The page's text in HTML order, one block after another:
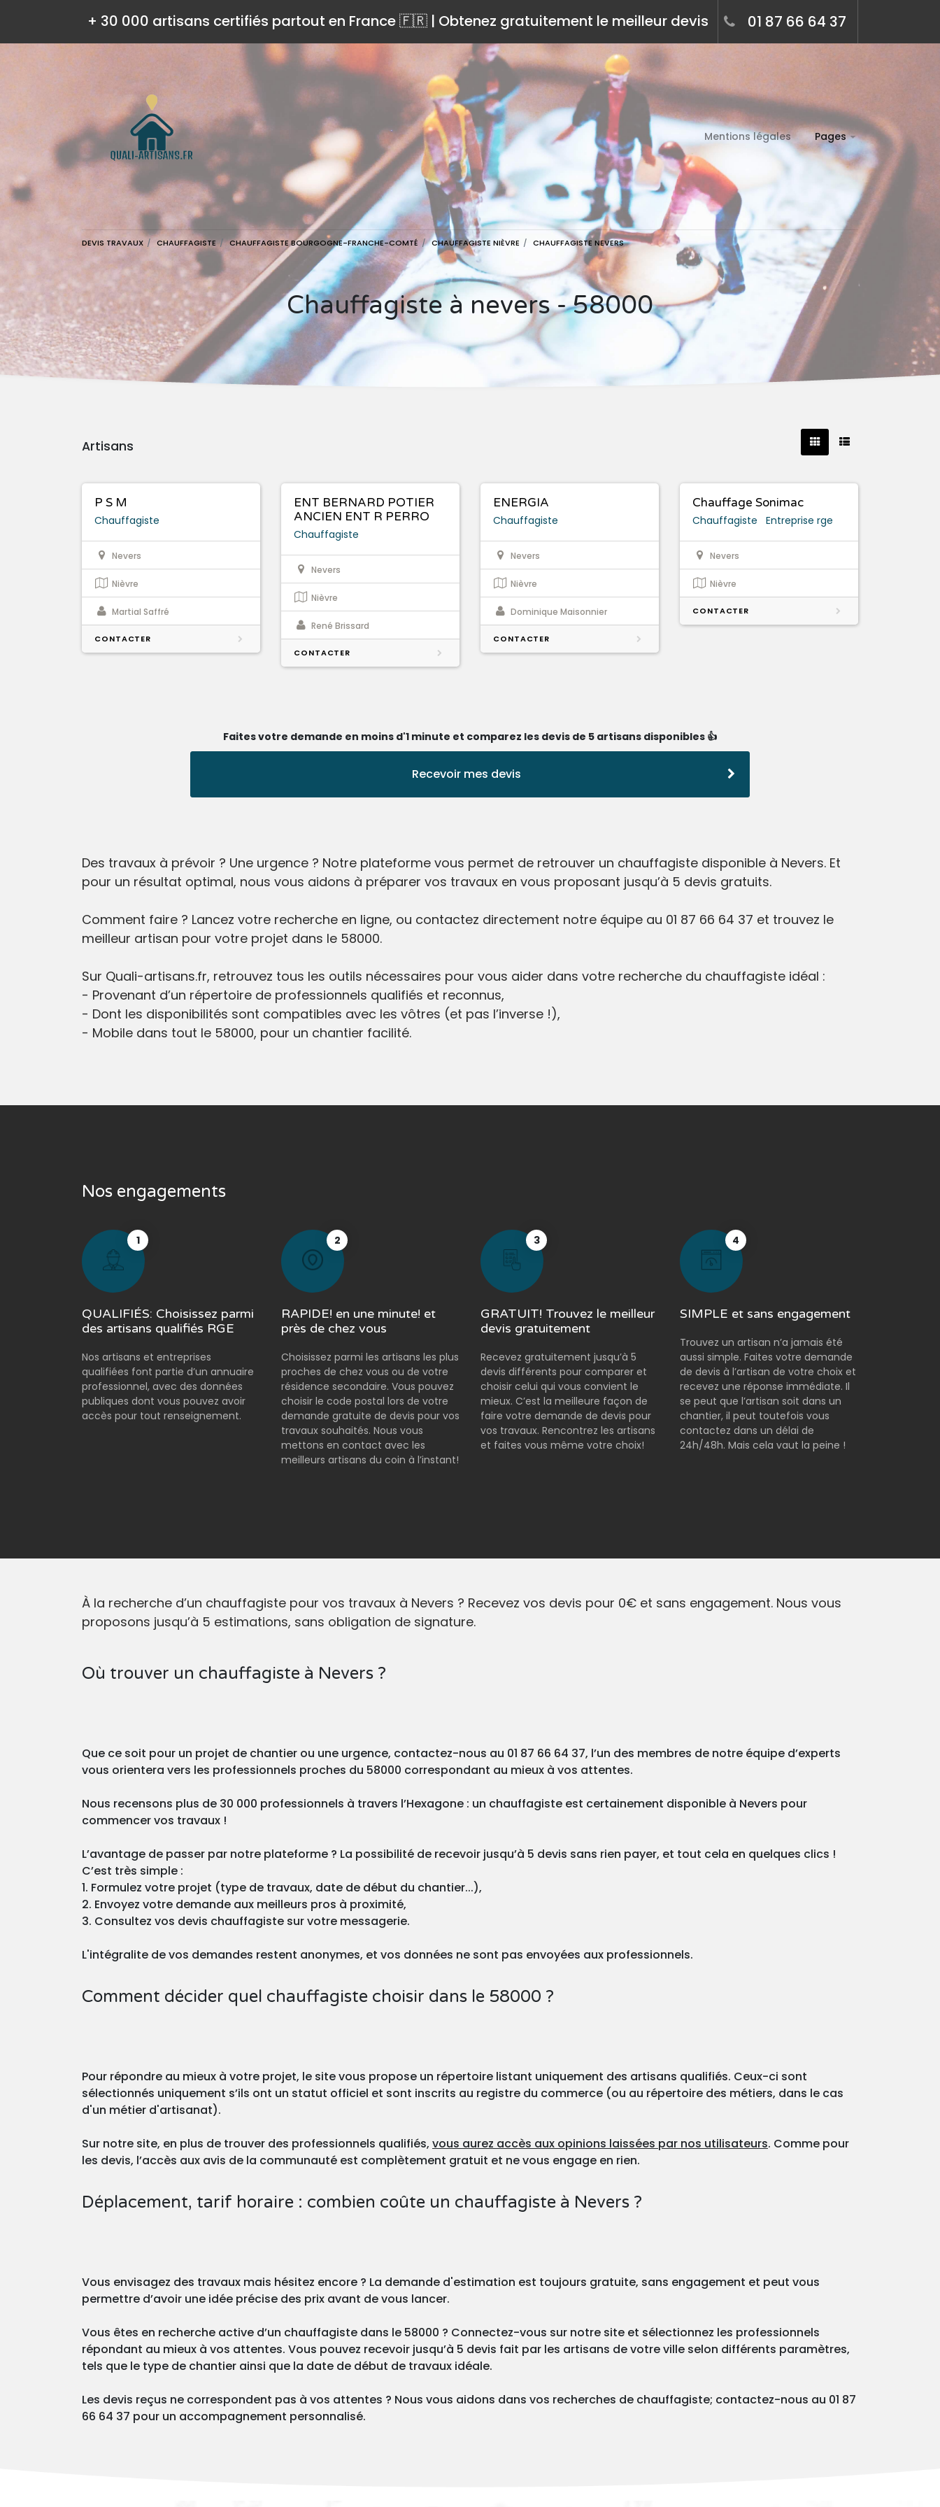
+ 30 000 artisans certifiés partout en France 🇫🇷 | Obtenez gratuitement le meilleur devis 01 87 66 64 37
Mentions légales Pages
DEVIS TRAVAUX CHAUFFAGISTE CHAUFFAGISTE BOURGOGNE-FRANCHE-COMTÉ CHAUFFAGISTE NIÈVRE CHAUFFAGISTE NEVERS
Chauffagiste à nevers - 58000
Artisans
P S M
Chauffagiste
Nevers
Nièvre
Martial Saffré
CONTACTER
ENT BERNARD POTIER
ANCIEN ENT R PERRO
Chauffagiste
Nevers
Nièvre
René Brissard
CONTACTER
ENERGIA
Chauffagiste
Nevers
Nièvre
Dominique Maisonnier
CONTACTER
Chauffage Sonimac
Chauffagiste Entreprise rge
Nevers
Nièvre
CONTACTER
Faites votre demande en moins d'1 minute et comparez les devis de 5 artisans disponibles 👍
Recevoir mes devis
Des travaux à prévoir ? Une urgence ? Notre plateforme vous permet de retrouver un chauffagiste disponible à Nevers. Et
pour un résultat optimal, nous vous aidons à préparer vos travaux en vous proposant jusqu’à 5 devis gratuits.
Comment faire ? Lancez votre recherche en ligne, ou contactez directement notre équipe au 01 87 66 64 37 et trouvez le
meilleur artisan pour votre projet dans le 58000.
Sur Quali-artisans.fr, retrouvez tous les outils nécessaires pour vous aider dans votre recherche du chauffagiste idéal :
- Provenant d’un répertoire de professionnels qualifiés et reconnus,
- Dont les disponibilités sont compatibles avec les vôtres (et pas l’inverse !),
- Mobile dans tout le 58000, pour un chantier facilité.
Nos engagements
1
QUALIFIÉS: Choisissez parmi
des artisans qualifiés RGE
Nos artisans et entreprises
qualifiées font partie d’un annuaire
professionnel, avec des données
publiques dont vous pouvez avoir
accès pour tout renseignement.
2
RAPIDE! en une minute! et
près de chez vous
Choisissez parmi les artisans les plus
proches de chez vous ou de votre
résidence secondaire. Vous pouvez
choisir le code postal lors de votre
demande gratuite de devis pour vos
travaux souhaités. Nous vous
mettons en contact avec les
meilleurs artisans du coin à l’instant!
3
GRATUIT! Trouvez le meilleur
devis gratuitement
Recevez gratuitement jusqu’à 5
devis différents pour comparer et
choisir celui qui vous convient le
mieux. C’est la meilleure façon de
faire votre demande de devis pour
vos travaux. Rencontrez les artisans
et faites vous même votre choix!
4
SIMPLE et sans engagement
Trouvez un artisan n’a jamais été
aussi simple. Faites votre demande
de devis à l’artisan de votre choix et
recevez une réponse immédiate. Il
se peut que l’artisan soit dans un
chantier, il peut toutefois vous
contactez dans un délai de
24h/48h. Mais cela vaut la peine !
À la recherche d’un chauffagiste pour vos travaux à Nevers ? Recevez vos devis pour 0€ et sans engagement. Nous vous
proposons jusqu’à 5 estimations, sans obligation de signature.
Où trouver un chauffagiste à Nevers ?
Que ce soit pour un projet de chantier ou une urgence, contactez-nous au 01 87 66 64 37, l’un des membres de notre équipe d’experts
vous orientera vers les professionnels proches du 58000 correspondant au mieux à vos attentes.
Nous recensons plus de 30 000 professionnels à travers l’Hexagone : un chauffagiste est certainement disponible à Nevers pour
commencer vos travaux !
L’avantage de passer par notre plateforme ? La possibilité de recevoir jusqu’à 5 devis sans rien payer, et tout cela en quelques clics !
C’est très simple :
1. Formulez votre projet (type de travaux, date de début du chantier...),
2. Envoyez votre demande aux meilleurs pros à proximité,
3. Consultez vos devis chauffagiste sur votre messagerie.
L'intégralite de vos demandes restent anonymes, et vos données ne sont pas envoyées aux professionnels.
Comment décider quel chauffagiste choisir dans le 58000 ?
Pour répondre au mieux à votre projet, le site vous propose un répertoire listant uniquement des artisans qualifiés. Ceux-ci sont
sélectionnés uniquement s’ils ont un statut officiel et sont inscrits au registre du commerce (ou au répertoire des métiers, dans le cas
d'un métier d'artisanat).
Sur notre site, en plus de trouver des professionnels qualifiés, vous aurez accès aux opinions laissées par nos utilisateurs. Comme pour
les devis, l’accès aux avis de la communauté est complètement gratuit et ne vous engage en rien.
Déplacement, tarif horaire : combien coûte un chauffagiste à Nevers ?
Vous envisagez des travaux mais hésitez encore ? La demande d'estimation est toujours gratuite, sans engagement et peut vous
permettre d’avoir une idée précise des prix avant de vous lancer.
Vous êtes en recherche active d’un chauffagiste dans le 58000 ? Connectez-vous sur notre site et sélectionnez les professionnels
répondant au mieux à vos attentes. Vous pouvez recevoir jusqu’à 5 devis fait par les artisans de votre ville selon différents paramètres,
tels que le type de chantier ainsi que la date de début de travaux idéale.
Les devis reçus ne correspondent pas à vos attentes ? Nous vous aidons dans vos recherches de chauffagiste; contactez-nous au 01 87
66 64 37 pour un accompagnement personnalisé.